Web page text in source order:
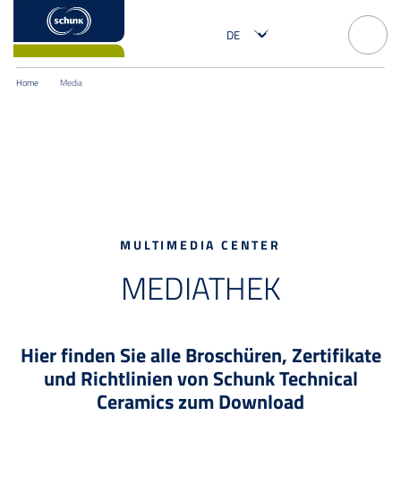
Media
Home
MULTIMEDIA CENTER
MEDIATHEK
Hier finden Sie alle Broschüren, Zertifikate
und Richtlinien von Schunk Technical
Ceramics zum Download